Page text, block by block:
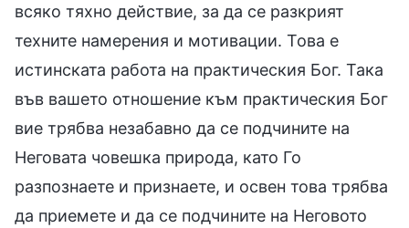
всяко тяхно действие, за да се разкрият
техните намерения и мотивации. Това е
истинската работа на практическия Бог. Така
във вашето отношение към практическия Бог
вие трябва незабавно да се подчините на
Неговата човешка природа, като Го
разпознаете и признаете, и освен това трябва
да приемете и да се подчините на Неговото